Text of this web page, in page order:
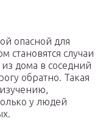
опасной для
становятся случаи
дома в соседний
обратно. Такая
у людей